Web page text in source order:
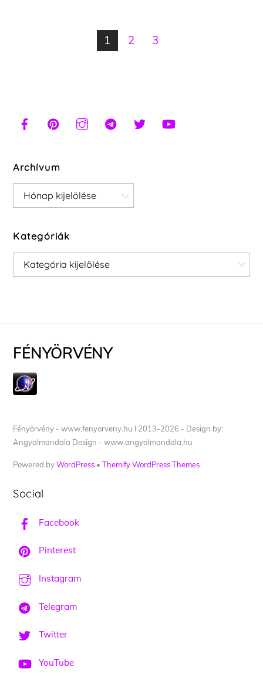
1 2 3
Archívum
Archívum
Kategóriák
Kategóriák
FÉNYÖRVÉNY
Fényörvény - www.fenyorveny.hu I 2013-2026 - Design by:
Angyalmandala Design - www.angyalmandala.hu
Powered byWordPress •Themify WordPress Themes
Social
Facebook
Pinterest
Instagram
Telegram
Twitter
YouTube